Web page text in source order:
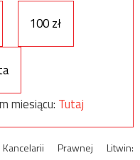
100 zł
miesiącu: Tutaj
Prawnej Litwin: